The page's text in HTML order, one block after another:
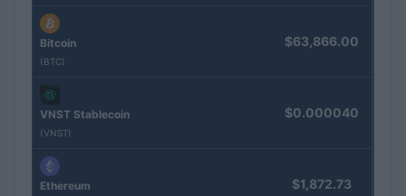
Bitcoin
(BTC)
$63,866.00
VNST Stablecoin
(VNST)
$0.000040
Ethereum $1,872.73